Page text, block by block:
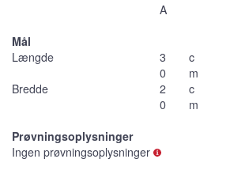
A
Mål
Længde
3
0
c
m
Bredde
2
0
c
m
Prøvningsoplysninger
Ingen prøvningsoplysninger